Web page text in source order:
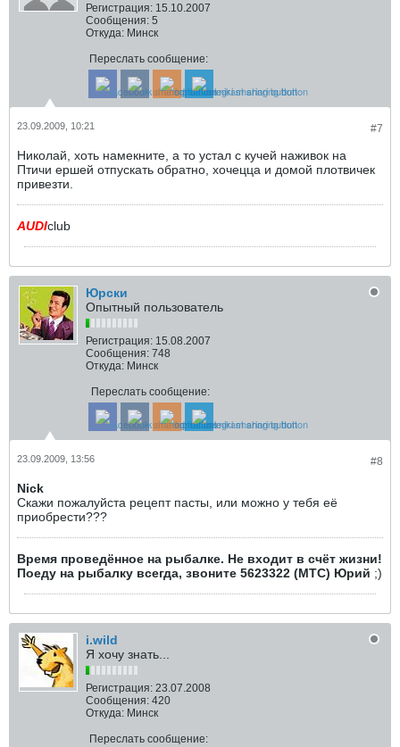
Регистрация: 15.10.2007
Сообщения: 5
Откуда: Минск
Переслать сообщение:
#7
23.09.2009, 10:21
Николай, хоть намекните, а то устал с кучей наживок на
Птичи ершей отпускать обратно, хочецца и домой плотвичек
привезти.
AUDIclub
Юрски
Опытный пользователь
Регистрация: 15.08.2007
Сообщения: 748
Откуда: Минск
Переслать сообщение:
#8
23.09.2009, 13:56
Nick
Скажи пожалуйста рецепт пасты, или можно у тебя её
приобрести???
Время проведённое на рыбалке. Не входит в счёт жизни!
Поеду на рыбалку всегда, звоните 5623322 (МТС) Юрий ;)
i.wild
Я хочу знать...
Регистрация: 23.07.2008
Сообщения: 420
Откуда: Минск
Переслать сообщение: